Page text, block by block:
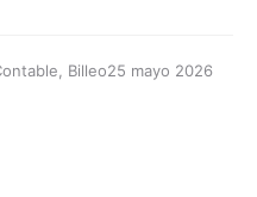
Billeo25 mayo 2026